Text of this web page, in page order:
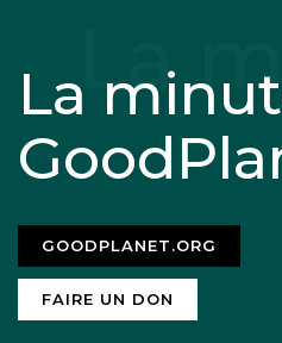
La
GOODPLANET.ORG
FAIRE UN DON